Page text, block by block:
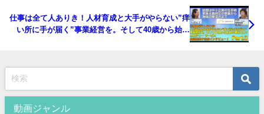
仕事は全て人ありき！人材育成と大手がやらない”痒
い所に手が届く”事業経営を。そして40歳から始め
動画ジャンル